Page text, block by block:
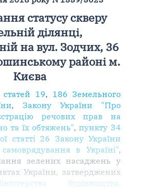
статусу скверу
ділянці,
на вул. Зодчих, 36
районі м.
Києва
статей 19, 186 Земельного
, Закону України "Про
речових прав на
та їх обтяжень",пункту 34
статті 26 Закону України
в Україні",
зелених насаджень у
України, затверджених
будівництва,